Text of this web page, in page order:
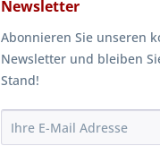
Newsletter
Abonnieren Sie unseren
Newsletter und bleiben
Stand!